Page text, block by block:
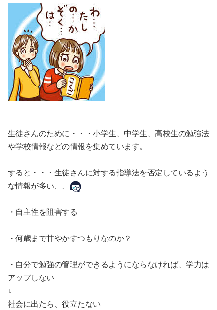
生徒さんのために・・・小学生、中学生、高校生の勉強法
や学校情報などの情報を集めています。
すると・・・生徒さんに対する指導法を否定しているよう
な情報が多い、、
・自主性を阻害する
・何歳まで甘やかすつもりなのか？
・自分で勉強の管理ができるようにならなければ、学力は
アップしない
↓
社会に出たら、役立たない